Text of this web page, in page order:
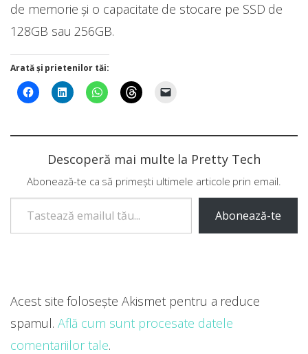
de memorie și o capacitate de stocare pe SSD de
128GB sau 256GB.
Arată și prietenilor tăi:
Descoperă mai multe la Pretty Tech
Abonează-te ca să primești ultimele articole prin email.
Tastează emailul tău...
Abonează-te
Acest site folosește Akismet pentru a reduce
spamul. Află cum sunt procesate datele
comentariilor tale.